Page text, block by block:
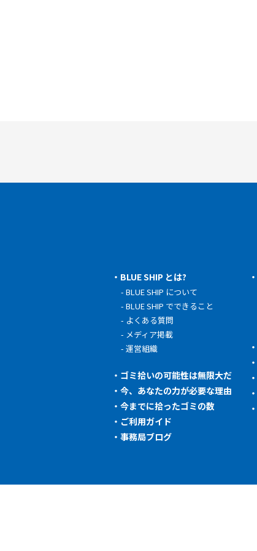
BLUE SHIP とは?
BLUE SHIP について
BLUE SHIP でできること
よくある質問
メディア掲載
運営組織
ゴミ拾いの可能性は無限大だ
今、あなたの力が必要な理由
今までに拾ったゴミの数
ご利用ガイド
事務局ブログ